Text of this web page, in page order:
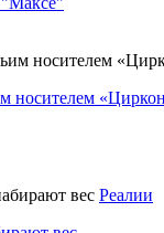
носителем
Реалии